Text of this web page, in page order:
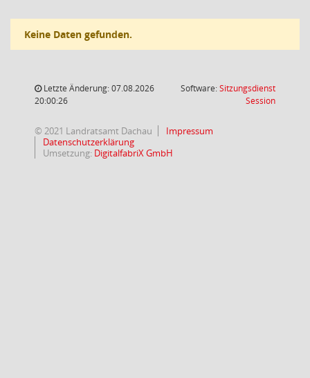
Keine Daten gefunden.
Letzte Änderung: 07.08.2026
20:00:26
Software:Sitzungsdienst
Session(Wird in
© 2021 Landratsamt Dachau
Impressum
Datenschutzerklärung
Umsetzung: DigitalfabriX GmbH